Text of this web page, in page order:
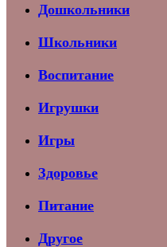
Дошкольники
Школьники
Воспитание
Игрушки
Игры
Здоровье
Питание
Другое